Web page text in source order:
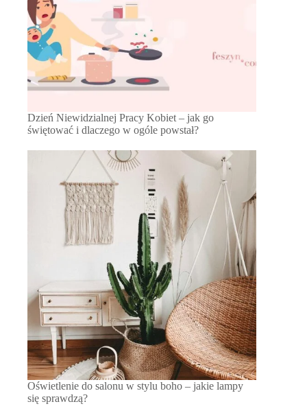
Dzień Niewidzialnej Pracy Kobiet – jak go
świętować i dlaczego w ogóle powstał?
Oświetlenie do salonu w stylu boho – jakie lampy
się sprawdzą?